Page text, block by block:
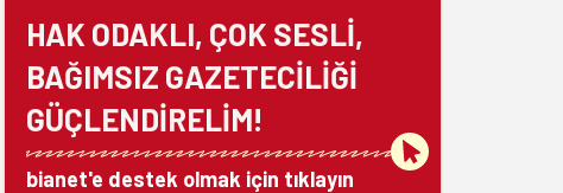
HAK ODAKLI, ÇOK SESLİ,
BAĞIMSIZ GAZETECİLİĞİ
GÜÇLENDİRELİM!
bianet'e destek olmak için tıklayın